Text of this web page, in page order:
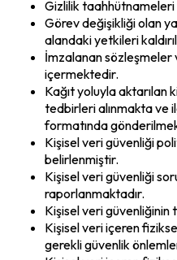
Gizlilik taahhütnameleri
Görev değişikliği olan
alandaki yetkileri
İmzalanan sözleşmeler
içermektedir.
Kağıt yoluyla aktarılan
tedbirleri alınmakta ve
formatında
Kişisel veri güvenliği
belirlenmiştir.
Kişisel veri güvenliği
raporlanmaktadır.
Kişisel veri güvenliğinin
Kişisel veri içeren
gerekli güvenlik